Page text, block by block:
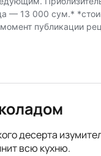
десерта
всю кухню.